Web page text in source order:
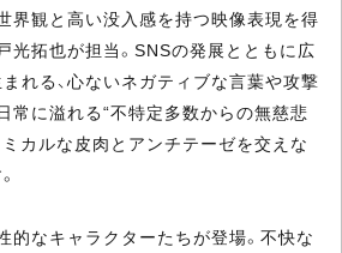
界観と高い没入感を持つ映像表現を得
光拓也が担当。SNSの発展とともに広
れる、心ないネガティブな言葉や攻撃
常に溢れる“不特定多数からの無慈悲
ミカルな皮肉とアンチテーゼを交えな
的なキャラクターたちが登場。不快な